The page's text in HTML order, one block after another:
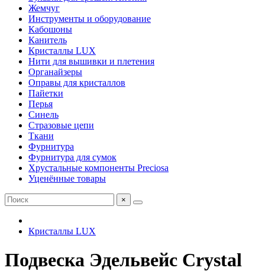
Жемчуг
Инструменты и оборудование
Кабошоны
Канитель
Кристаллы LUX
Нити для вышивки и плетения
Органайзеры
Оправы для кристаллов
Пайетки
Перья
Синель
Стразовые цепи
Ткани
Фурнитура
Фурнитура для сумок
Хрустальные компоненты Preciosa
Уценённые товары
×
Кристаллы LUX
Подвеска Эдельвейс Crystal